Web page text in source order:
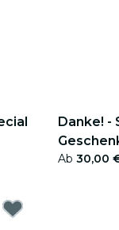
Danke! -
Ab 30,00